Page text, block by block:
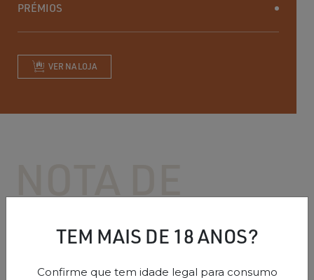
PRÉMIOS
VER NA LOJA
PROVA
TEM MAIS DE 18 ANOS?
Confirme que tem idade legal para consumo